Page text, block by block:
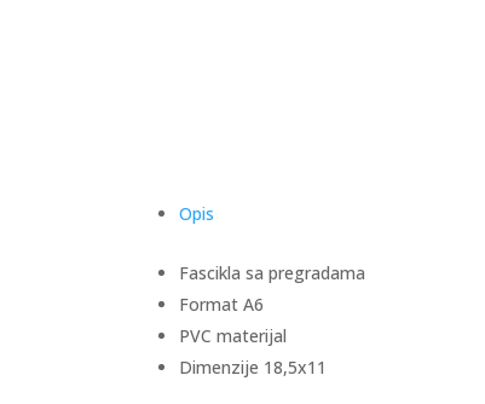
Opis
Fascikla sa pregradama
Format A6
PVC materijal
Dimenzije 18,5x11